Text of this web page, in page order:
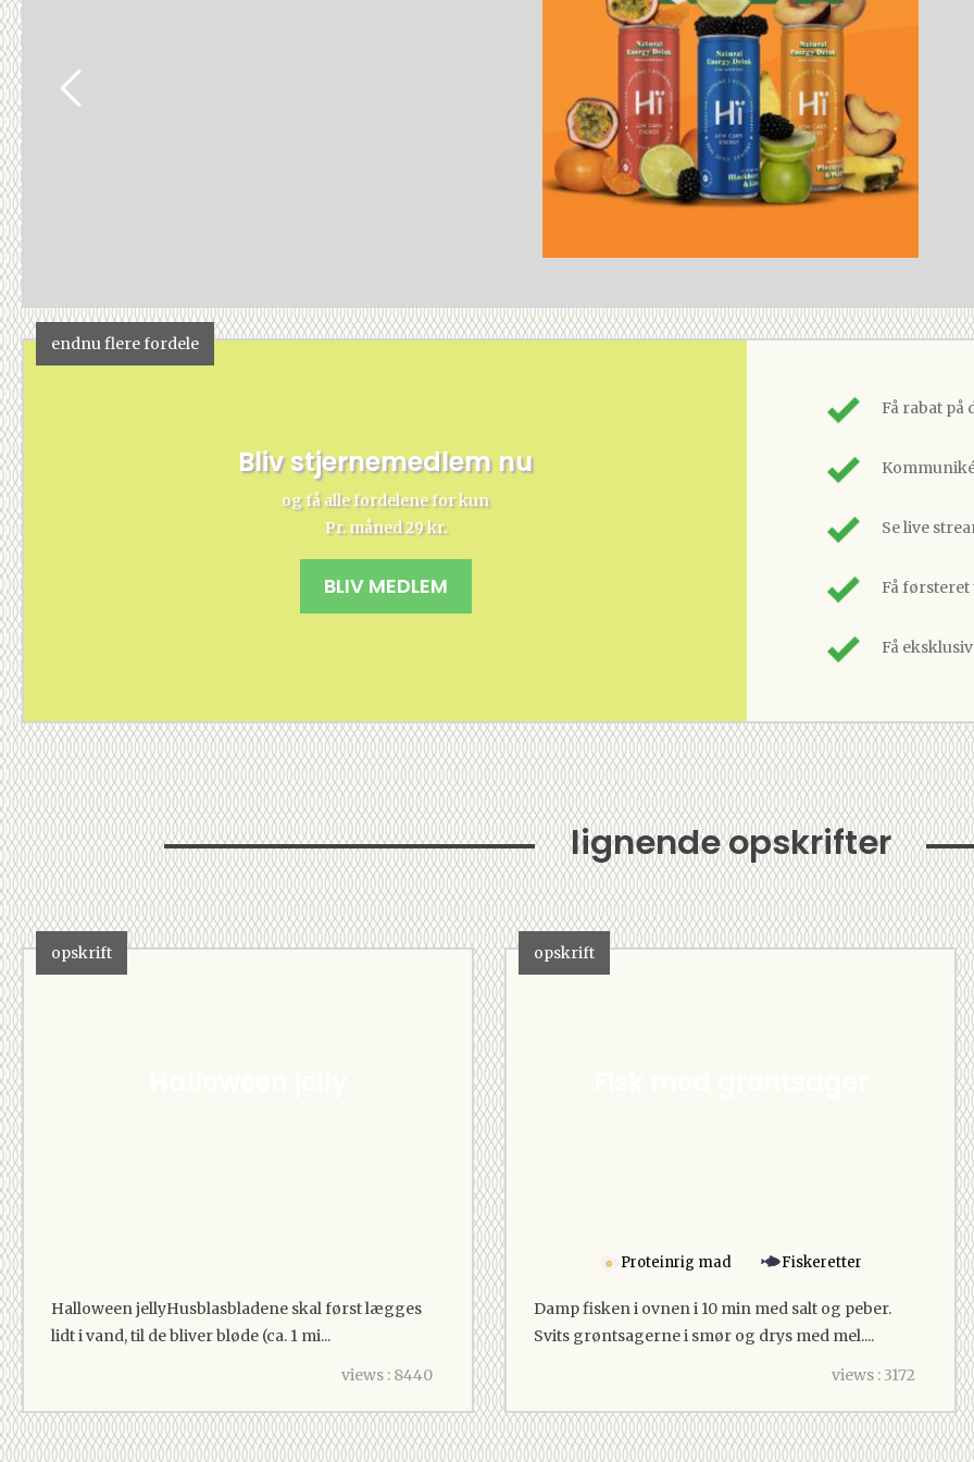
endnu flere fordele
Bliv stjernemedlem nu
og få alle fordelene for kun
Pr. måned 29 kr.
BLIV MEDLEM
Få rabat
Se live
Få
Få
lignende opskrifter
opskrift
Halloween jellyHusblasbladene skal først lægges
lidt i vand, til de bliver bløde (ca. 1 mi...
views : 8440
opskrift
Proteinrig mad Fiskeretter
Damp fisken i ovnen i 10 min med salt og peber.
Svits grøntsagerne i smør og drys med mel....
views : 3172